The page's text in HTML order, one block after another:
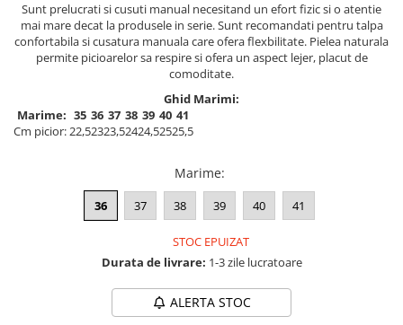
Sunt prelucrati si cusuti manual necesitand un efort fizic si o atentie
mai mare decat la produsele in serie. Sunt recomandati pentru talpa
confortabila si cusatura manuala care ofera flexbilitate. Pielea naturala
permite picioarelor sa respire si ofera un aspect lejer, placut de
comoditate.
Ghid Marimi:
Marime: 35 36 37 38 39 40 41
Cm picior:22,52323,52424,52525,5
Marime:
36 37 38 39 40 41
STOC EPUIZAT
Durata de livrare: 1-3 zile lucratoare
ALERTA STOC